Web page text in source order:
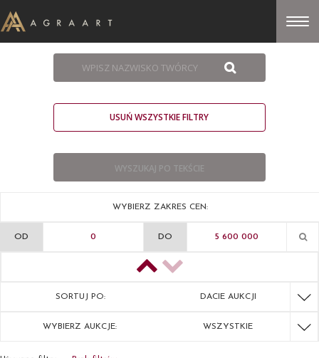
USUŃ WSZYSTKIE FILTRY
WYBIERZ ZAKRES CEN:
OD DO
SORTUJ PO: DACIE AUKCJI
WYBIERZ AUKCJE: WSZYSTKIE